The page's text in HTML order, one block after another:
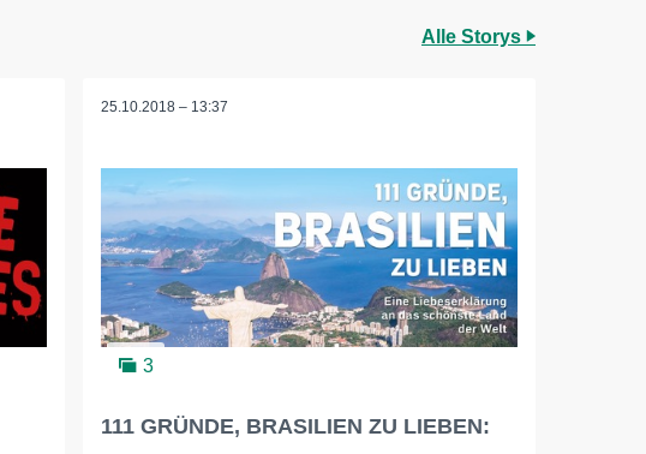
Alle Storys
25.10.2018 – 13:37
3
111 GRÜNDE, BRASILIEN ZU LIEBEN: